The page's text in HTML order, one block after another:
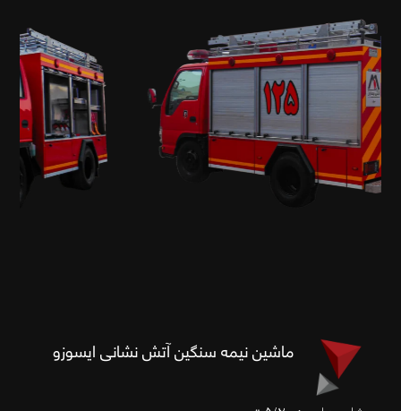
ماشین نیمه سنگین آتش نشانی ایسوزو